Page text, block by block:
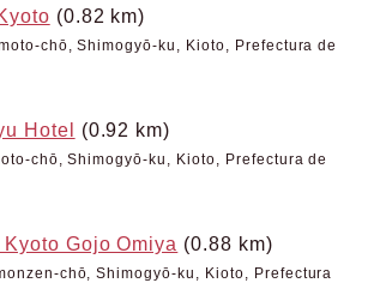
(0.82 km)
chō, Shimogyō-ku, Kioto, Prefectura de
Hotel (0.92 km)
chō, Shimogyō-ku, Kioto, Prefectura de
Gojo Omiya (0.88 km)
chō, Shimogyō-ku, Kioto, Prefectura